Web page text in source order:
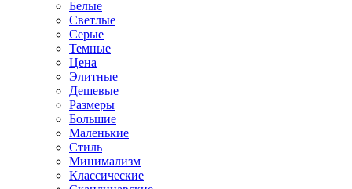
Белые
Светлые
Серые
Темные
Цена
Элитные
Дешевые
Размеры
Большие
Маленькие
Стиль
Минимализм
Классические